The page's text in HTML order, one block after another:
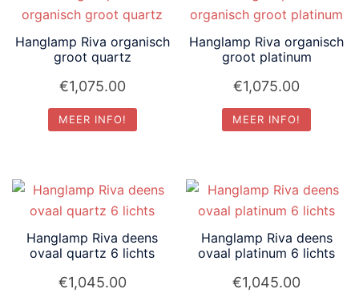
Hanglamp Riva organisch
groot quartz
€1,075.00
MEER INFO!
Hanglamp Riva organisch
groot platinum
€1,075.00
MEER INFO!
Hanglamp Riva deens
ovaal quartz 6 lichts
€1,045.00
Hanglamp Riva deens
ovaal platinum 6 lichts
€1,045.00